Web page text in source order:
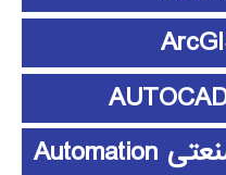
آموزش اتوماسیون صنعتی Automation